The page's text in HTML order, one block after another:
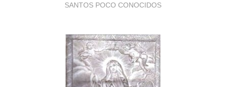
SANTOS POCO CONOCIDOS